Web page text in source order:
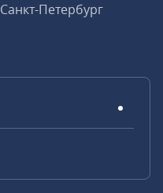
Санкт-Петербург